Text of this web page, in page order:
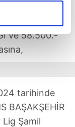
adına
bu noktada,
tek gelir
İnternet
VE
ve 58.500.-
tarihinde
BAŞAKŞEHİR
Şamil